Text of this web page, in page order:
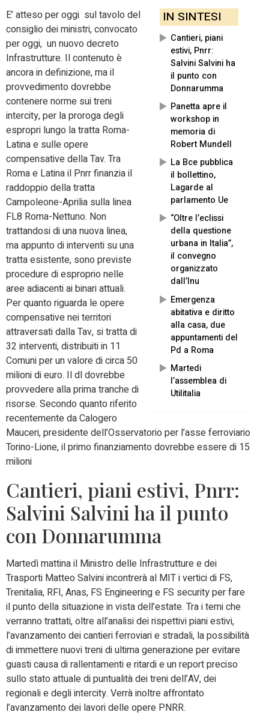
IN SINTESI
Cantieri, piani
estivi, Pnrr:
Salvini Salvini ha
il punto con
Donnarumma
Panetta apre il
workshop in
memoria di
Robert Mundell
La Bce pubblica
il bollettino,
Lagarde al
parlamento Ue
“Oltre l’eclissi
della questione
urbana in Italia”,
il convegno
organizzato
dall’Inu
Emergenza
abitativa e diritto
alla casa, due
appuntamenti del
Pd a Roma
Martedi
l’assemblea di
Utilitalia
E’ atteso per oggi sul tavolo del
consiglio dei ministri, convocato
per oggi, un nuovo decreto
Infrastrutture. Il contenuto è
ancora in definizione, ma il
provvedimento dovrebbe
contenere norme sui treni
intercity, per la proroga degli
espropri lungo la tratta Roma-
Latina e sulle opere
compensative della Tav. Tra
Roma e Latina il Pnrr finanzia il
raddoppio della tratta
Campoleone-Aprilia sulla linea
FL8 Roma-Nettuno. Non
trattandosi di una nuova linea,
ma appunto di interventi su una
tratta esistente, sono previste
procedure di esproprio nelle
aree adiacenti ai binari attuali.
Per quanto riguarda le opere
compensative nei territori
attraversati dalla Tav, si tratta di
32 interventi, distribuiti in 11
Comuni per un valore di circa 50
milioni di euro. Il dl dovrebbe
provvedere alla prima tranche di
risorse. Secondo quanto riferito
recentemente da Calogero
Mauceri, presidente dell’Osservatorio per l’asse ferroviario
Torino-Lione, il primo finanziamento dovrebbe essere di 15
milioni
Cantieri, piani estivi, Pnrr:
Salvini Salvini ha il punto
con Donnarumma
Martedì mattina il Ministro delle Infrastrutture e dei
Trasporti Matteo Salvini incontrerà al MIT i vertici di FS,
Trenitalia, RFI, Anas, FS Engineering e FS security per fare
il punto della situazione in vista dell’estate. Tra i temi che
verranno trattati, oltre all’analisi dei rispettivi piani estivi,
l’avanzamento dei cantieri ferroviari e stradali, la possibilità
di immettere nuovi treni di ultima generazione per evitare
guasti causa di rallentamenti e ritardi e un report preciso
sullo stato attuale di puntualità dei treni dell’AV, dei
regionali e degli intercity. Verrà inoltre affrontato
l’avanzamento dei lavori delle opere PNRR.